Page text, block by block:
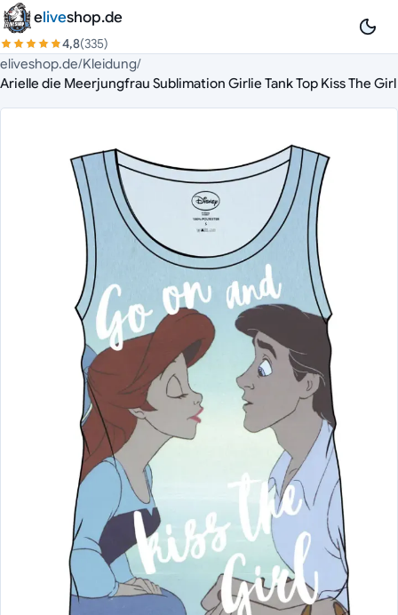
Zum Inhalt springen
eliveshop.de
4,8(335)
eliveshop.de/Kleidung/
Arielle die Meerjungfrau Sublimation Girlie Tank Top Kiss The Girl